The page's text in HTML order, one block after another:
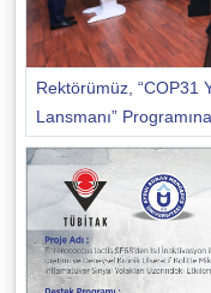
Rektörümüz, “COP31
Lansmanı”